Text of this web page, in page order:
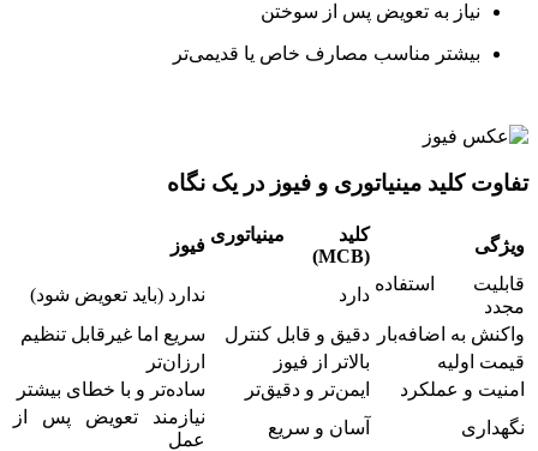
نیاز به تعویض پس از سوختن
بیشتر مناسب مصارف خاص یا قدیمی‌تر
تفاوت کلید مینیاتوری و فیوز در یک نگاه
ویژگی
کلید مینیاتوری
(MCB)
فیوز
قابلیت استفاده
مجدد
دارد
ندارد (باید تعویض شود)
واکنش به اضافه‌بار
دقیق و قابل کنترل
سریع اما غیرقابل تنظیم
قیمت اولیه
بالاتر از فیوز
ارزان‌تر
امنیت و عملکرد
ایمن‌تر و دقیق‌تر
ساده‌تر و با خطای بیشتر
نگهداری
آسان و سریع
نیازمند تعویض پس از
عمل